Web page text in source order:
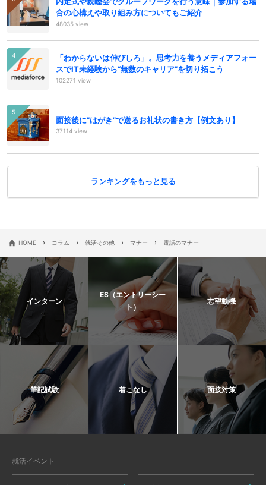
合の心構えや取り組み方についてもご紹介
48035 view
「わからないは伸びしろ」。思考力を養うメディアフォー
スでIT未経験から“無数のキャリア”を切り拓こう
102271 view
面接後に”はがき”で送るお礼状の書き方【例文あり】
37114 view
ランキングをもっと見る
HOME › コラム › 就活その他 › マナー › 電話のマナー
インターン
ES（エントリーシー
ト）
志望動機
筆記試験 着こなし 面接対策
就活イベント